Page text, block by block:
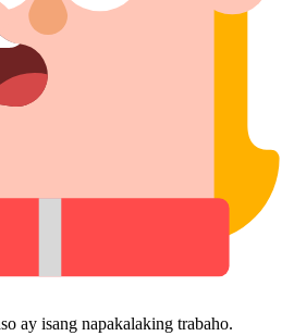
ay isang napakalaking trabaho.